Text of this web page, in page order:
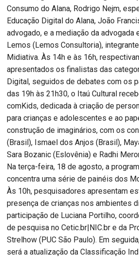
Consumo do Alana, Rodrigo Nejm,
Educação Digital do Alana, João
advogado, e a mediação da advogada
Lemos (Lemos Consultoria),
Midiativa. Às 14h e às 16h,
apresentados os finalistas das
Digital, seguidos de debates com os
das 19h às 21h30, o Itaú Cultural
comKids, dedicada à criação de
para crianças e adolescentes e ao
construção de imaginários, com os
(Brasil), Ismael dos Anjos (Brasil),
Sara Bozanic (Eslovênia) e Radhi
Na terça-feira, 18 de agosto, a
concentra uma série de painéis dos
Às 10h, pesquisadores apresentam
presença de crianças nos ambientes
participação de Luciana Portilho,
de pesquisa no Cetic.br|NIC.br e da
Strelhow (PUC São Paulo). Em
será a atualização da Classificação